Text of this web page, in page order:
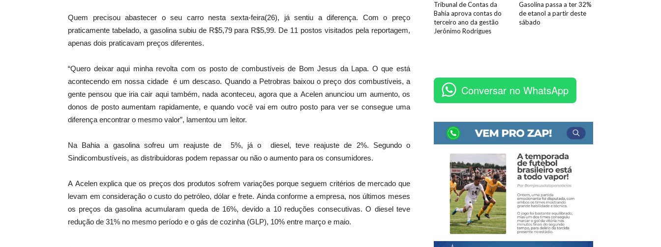
Quem precisou abastecer o seu carro nesta sexta-feira(26), já sentiu a diferença. Com o preço
praticamente tabelado, a gasolina subiu de R$5,79 para R$5,99. De 11 postos visitados pela reportagem,
apenas dois praticavam preços diferentes.
“Quero deixar aqui minha revolta com os posto de combustíveis de Bom Jesus da Lapa. O que está
acontecendo em nossa cidade é um descaso. Quando a Petrobras baixou o preço dos combustíveis, a
gente pensou que iria cair aqui também, nada aconteceu, agora que a Acelen anunciou um aumento, os
donos de posto aumentam rapidamente, e quando você vai em outro posto para ver se consegue uma
diferença encontrar o mesmo valor”, lamentou um leitor.
Na Bahia a gasolina sofreu um reajuste de 5%, já o diesel, teve reajuste de 2%. Segundo o
Sindicombustíveis, as distribuidoras podem repassar ou não o aumento para os consumidores.
A Acelen explica que os preços dos produtos sofrem variações porque seguem critérios de mercado que
levam em consideração o custo do petróleo, dólar e frete. Ainda conforme a empresa, nos últimos meses
os preços da gasolina acumularam queda de 16%, devido a 10 reduções consecutivas. O diesel teve
redução de 31% no mesmo período e o gás de cozinha (GLP), 10% entre março e maio.
Tribunal de Contas da
Bahia aprova contas do
terceiro ano da gestão
Jerônimo Rodrigues
Gasolina passa a ter 32%
de etanol a partir deste
sábado
Conversar no WhatsApp